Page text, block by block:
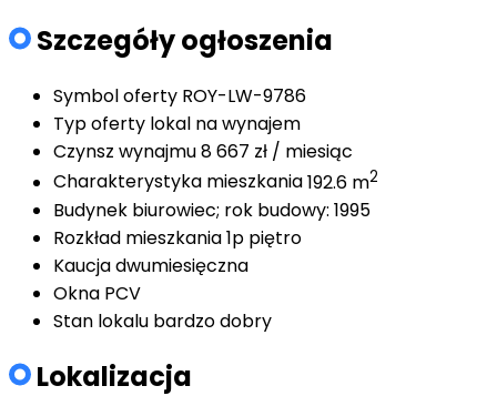
Szczegóły ogłoszenia
Symbol oferty ROY-LW-9786
Typ oferty lokal na wynajem
Czynsz wynajmu8 667 zł / miesiąc
Charakterystyka mieszkania192.6 m2
Budynek biurowiec; rok budowy: 1995
Rozkład mieszkania1p piętro
Kaucjadwumiesięczna
Okna PCV
Stan lokalu bardzo dobry
Lokalizacja